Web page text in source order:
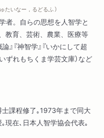
ゅたいなー，るどるふ ）
者。自らの思想を人智学と
教育、芸術、農業、医療等
』『神智学』『いかにして超
ずれもちくま学芸文庫）など
課程修了｡1973年まで同大
現在､日本人智学協会代表｡